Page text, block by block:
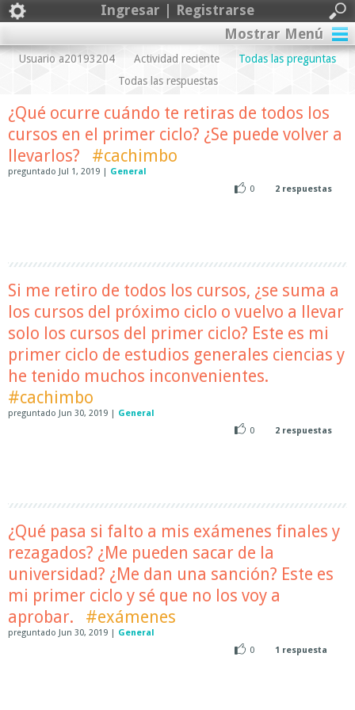
Ingresar | Registrarse
Mostrar Menú
Usuario a20193204 Actividad reciente
Todas las preguntas
Todas las respuestas
¿Qué ocurre cuándo te retiras de todos los
cursos en el primer ciclo? ¿Se puede volver a
llevarlos?
#cachimbo
preguntado Jul 1, 2019 | General
0
2 respuestas
Si me retiro de todos los cursos, ¿se suma a
los cursos del próximo ciclo o vuelvo a llevar
solo los cursos del primer ciclo? Este es mi
primer ciclo de estudios generales ciencias y
he tenido muchos inconvenientes.
#cachimbo
preguntado Jun 30, 2019 | General
0
2 respuestas
¿Qué pasa si falto a mis exámenes finales y
rezagados? ¿Me pueden sacar de la
universidad? ¿Me dan una sanción? Este es
mi primer ciclo y sé que no los voy a
aprobar.
#exámenes
preguntado Jun 30, 2019 | General
0
1 respuesta